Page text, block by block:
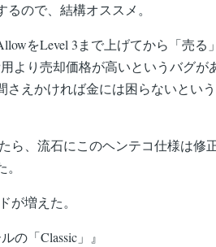
ので、結構オススメ。
をLevel 3まで上げてから「売る
より売却価格が高いというバグが
さえかければ金には困らないとい
ら、流石にこのヘンテコ仕様は修
が増えた。
の「Classic」』